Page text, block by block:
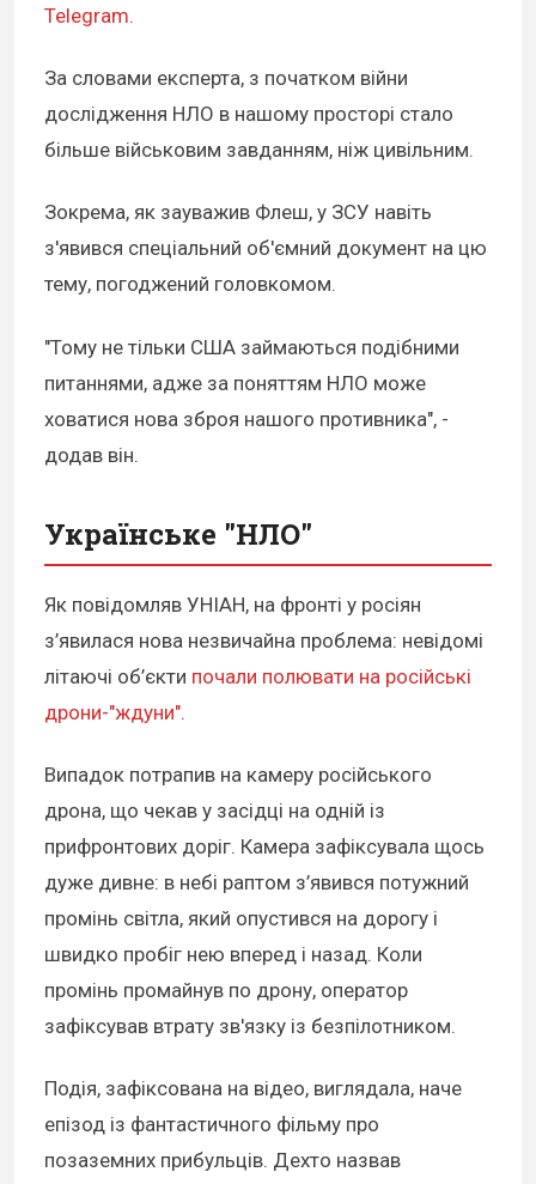
Telegram.
За словами експерта, з початком війни
дослідження НЛО в нашому просторі стало
більше військовим завданням, ніж цивільним.
Зокрема, як зауважив Флеш, у ЗСУ навіть
з'явився спеціальний об'ємний документ на цю
тему, погоджений головкомом.
"Тому не тільки США займаються подібними
питаннями, адже за поняттям НЛО може
ховатися нова зброя нашого противника", -
додав він.
Українське "НЛО"
Як повідомляв УНІАН, на фронті у росіян
з’явилася нова незвичайна проблема: невідомі
літаючі об’єкти почали полювати на російські
дрони-"ждуни".
Випадок потрапив на камеру російського
дрона, що чекав у засідці на одній із
прифронтових доріг. Камера зафіксувала щось
дуже дивне: в небі раптом з’явився потужний
промінь світла, який опустився на дорогу і
швидко пробіг нею вперед і назад. Коли
промінь промайнув по дрону, оператор
зафіксував втрату зв'язку із безпілотником.
Подія, зафіксована на відео, виглядала, наче
епізод із фантастичного фільму про
позаземних прибульців. Дехто назвав